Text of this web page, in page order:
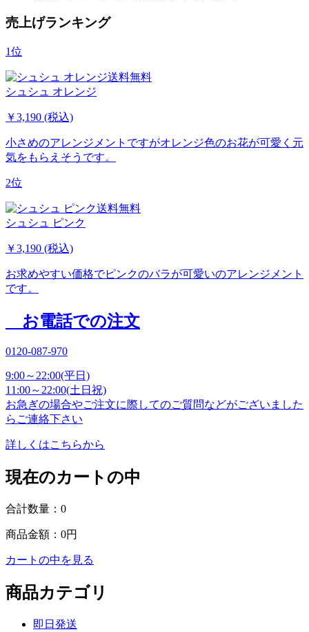
売上げランキング
1位
送料無料
シュシュ オレンジ
￥3,190 (税込)
小さめのアレンジメントですがオレンジ色のお花が可愛く元
気をもらえそうです。
2位
送料無料
シュシュ ピンク
￥3,190 (税込)
お求めやすい価格でピンクのバラが可愛いのアレンジメント
です。
お電話での注文
0120-087-970
9:00～22:00(平日)
11:00～22:00(土日祝)
お急ぎの場合やご注文に際してのご質問などがございました
らご連絡下さい
詳しくはこちらから
現在のカートの中
合計数量： 0
商品金額： 0円
カートの中を見る
商品カテゴリ
即日発送